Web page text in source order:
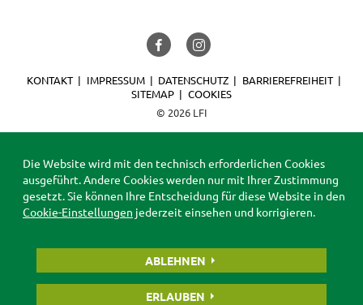
© 2026 LFI
KONTAKT IMPRESSUM DATENSCHUTZ
BARRIEREFREIHEIT
SITEMAP
COOKIES
Die Website wird mit den technisch erforderlichen Cookies
ausgeführt. Andere Cookies werden nur mit Ihrer Zustimmung
gesetzt. Sie können Ihre Entscheidung für diese Website in den
Cookie-Einstellungen jederzeit einsehen und korrigieren.
ABLEHNEN
ERLAUBEN